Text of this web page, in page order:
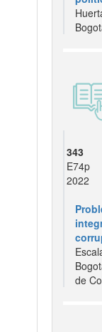
343
E74p
2022
de